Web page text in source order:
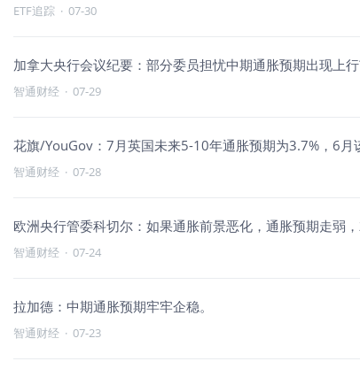
ETF追踪 · 07-30
加拿大央行会议纪要：部分委员担忧中期通胀预期出现上
智通财经 · 07-29
花旗/YouGov：7月英国未来5-10年通胀预期为3.7%，6月
智通财经 · 07-28
欧洲央行管委科切尔：如果通胀前景恶化，通胀预期走弱，
智通财经 · 07-24
拉加德：中期通胀预期牢牢企稳。
智通财经 · 07-23